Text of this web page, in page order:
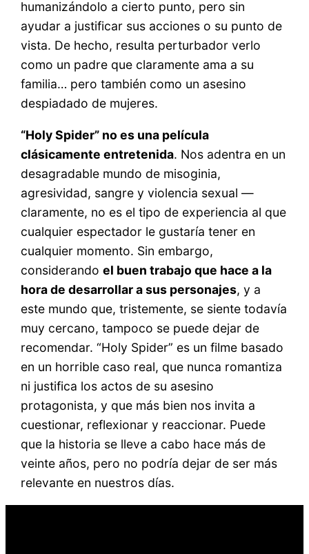
humanizándolo a cierto punto, pero sin
ayudar a justificar sus acciones o su punto de
vista. De hecho, resulta perturbador verlo
como un padre que claramente ama a su
familia… pero también como un asesino
despiadado de mujeres.
“Holy Spider” no es una película
clásicamente entretenida. Nos adentra en un
desagradable mundo de misoginia,
agresividad, sangre y violencia sexual —
claramente, no es el tipo de experiencia al que
cualquier espectador le gustaría tener en
cualquier momento. Sin embargo,
considerandoel buen trabajo que hace a la
hora de desarrollar a sus personajes, y a
este mundo que, tristemente, se siente todavía
muy cercano, tampoco se puede dejar de
recomendar. “Holy Spider” es un filme basado
en un horrible caso real, que nunca romantiza
ni justifica los actos de su asesino
protagonista, y que más bien nos invita a
cuestionar, reflexionar y reaccionar. Puede
que la historia se lleve a cabo hace más de
veinte años, pero no podría dejar de ser más
relevante en nuestros días.